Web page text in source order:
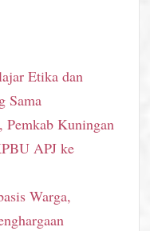
Etika dan
Sama
Pemkab Kuningan
APJ ke
Warga,